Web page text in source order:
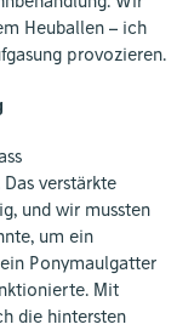
Heuballen – ich
provozieren.
verstärkte
und wir mussten
um ein
Ponymaulgatter
Mit
die hintersten